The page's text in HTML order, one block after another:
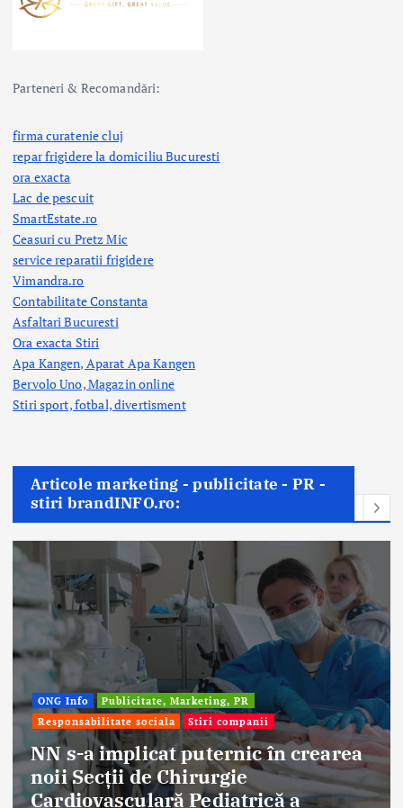
Parteneri & Recomandări:
firma curatenie cluj
repar frigidere la domiciliu Bucuresti
ora exacta
Lac de pescuit
SmartEstate.ro
Ceasuri cu Pretz Mic
service reparatii frigidere
Vimandra.ro
Contabilitate Constanta
Asfaltari Bucuresti
Ora exacta Stiri
Apa Kangen, Aparat Apa Kangen
Bervolo Uno, Magazin online
Stiri sport, fotbal,divertisment
Articole marketing - publicitate - PR -
stiri brandINFO.ro:
Afaceri & Economie
Publicitate, Marketing, PR
Stiri companii
Eternal Beauty, fondată la Salonta, a
aniversat 30 de ani în industria